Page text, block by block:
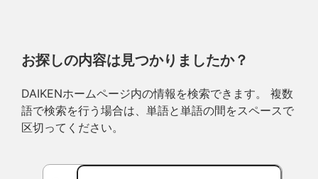
お探しの内容は見つかりましたか？
DAIKENホームページ内の情報を検索できます。 複数
語で検索を行う場合は、単語と単語の間をスペースで
区切ってください。